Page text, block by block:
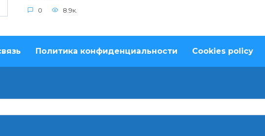
0 8.9к.
Политика конфиденциальности Cookies policy